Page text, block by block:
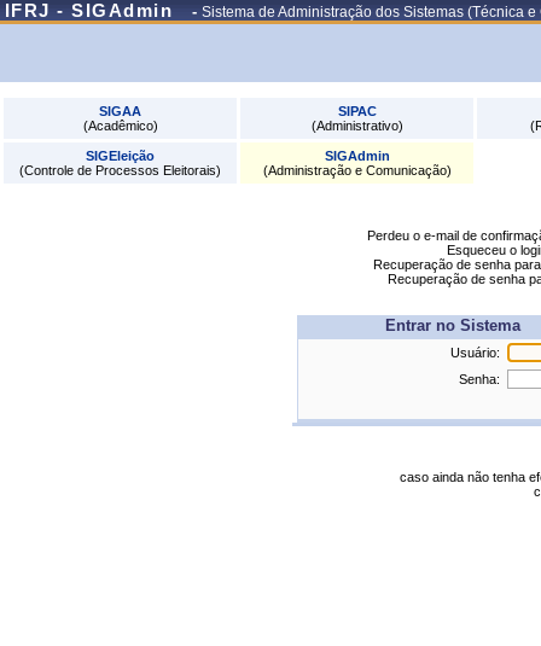
IFRJ - SIGAdmin - Sistema de Administração dos Sistemas (Técnica e
SIGAA
(Acadêmico)
SIPAC
(Administrativo)
SIGEleição
(Controle de Processos Eleitorais)
SIGAdmin
(Administração e Comunicação)
Perdeu o e-mail de
Esqueceu o
Recuperação de senha
Recuperação de senha
Entrar no Sistema
Usuário:
Senha:
caso ainda não tenha